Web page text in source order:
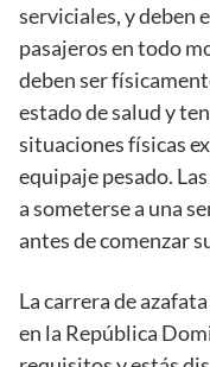
serviciales, y deben
pasajeros en todo
deben ser
estado de salud y
situaciones físicas
equipaje pesado.
a someterse a una
antes de comenzar
La carrera de
en la República